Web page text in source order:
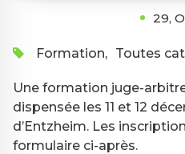
29,
Formation, Toutes
Une formation juge-
dispensée les 11 et 12
d’Entzheim. Les
formulaire ci-après.